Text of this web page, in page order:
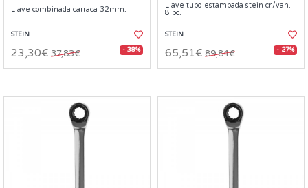
Llave combinada carraca 32mm.
STEIN
23,30€ 37,83€ - 38%
Llave tubo estampada stein cr/van.
8 pc.
STEIN
65,51€ 89,84€ - 27%